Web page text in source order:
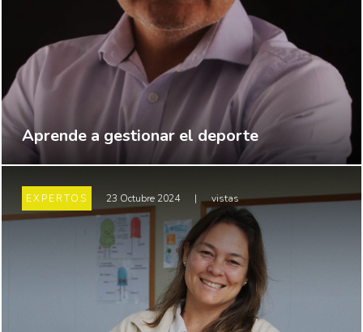
Aprende a gestionar el deporte
EXPERTOS 23 Octubre 2024 | vistas